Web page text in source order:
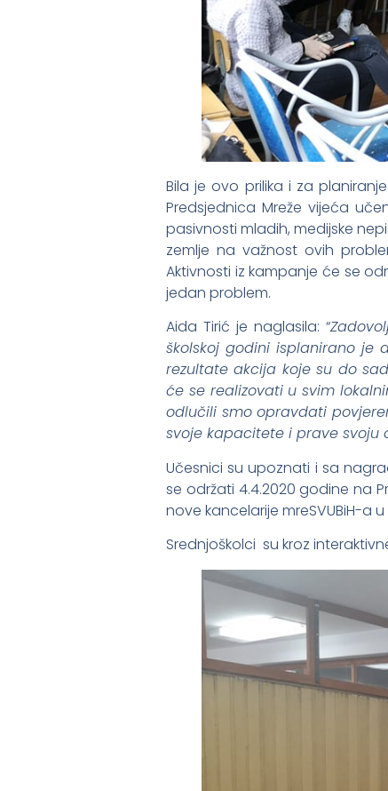
Bila je ovo prilika i za
Predsjednica Mreže vijeća
pasivnosti mladih, medijske
zemlje na važnost ovih
Aktivnosti iz kampanje će se
jedan problem.
Aida Tirić je naglasila: “
školskoj godini isplanirano je
rezultate akcija koje su do
će se realizovati u svim
odlučili smo opravdati
svoje kapacitete i prave svoju
Učesnici su upoznati i sa
se održati 4.4.2020 godine na
nove kancelarije mreSVUBiH-a
Srednjoškolci su kroz